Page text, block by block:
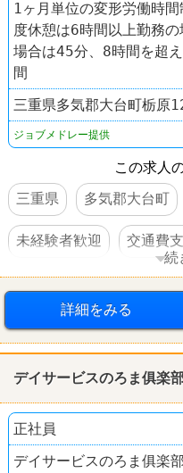
1ヶ月単位の変形労働時
度休憩は6時間以上勤務
場合は45分、8時間を超
間
三重県多気郡大台町栃原
ジョブメドレー提供
この求人
三重県
多気郡大台町
未経験者歓迎 交通費
車・バイク通勤可
続
詳細をみる
デイサービスのろま俱楽
正社員
デイサービスのろま俱楽部